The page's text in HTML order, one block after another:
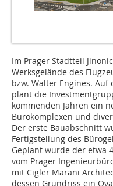
Im Prager Stadtteil
Werksgelände des
bzw. Walter Engines. Auf
plant die
kommenden Jahren ein
Bürokomplexen und
Der erste Bauabschnitt
Fertigstellung des
Geplant wurde der etwa
vom Prager
mit Cigler Marani
dessen Grundriss ein